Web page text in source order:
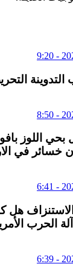
اللوز
خسائر في
هل
الحرب